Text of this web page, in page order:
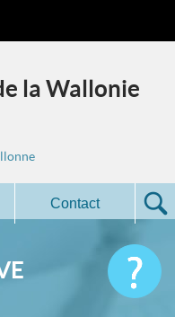
la Wallonie
Contact